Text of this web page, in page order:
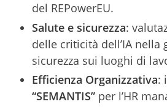
del REPowerEU.
Salute e sicurezza:
delle criticità dell’IA nella
sicurezza sui luoghi di
Efficienza Organizzativa:
“SEMANTIS” per l’HR